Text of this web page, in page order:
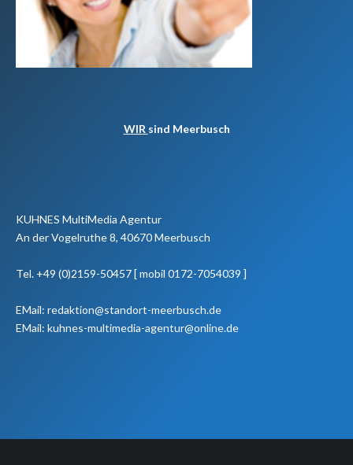
WIR sind Meerbusch
KUHNES MultiMedia Agentur
An der Vogelruthe 8, 40670 Meerbusch
Tel. +49 (0)2159-50457 [ mobil 0172-7054039 ]
EMail: redaktion@standort-meerbusch.de
EMail: kuhnes-multimedia-agentur@online.de